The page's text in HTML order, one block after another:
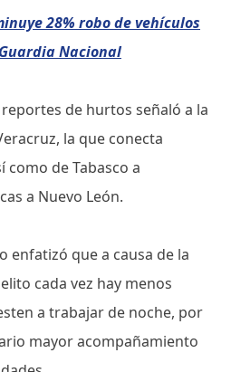
28% robo de vehículos
Nacional
de hurtos señaló a la
la que conecta
como de Tabasco a
a Nuevo León.
enfatizó que a causa de la
cada vez hay menos
a trabajar de noche, por
mayor acompañamiento